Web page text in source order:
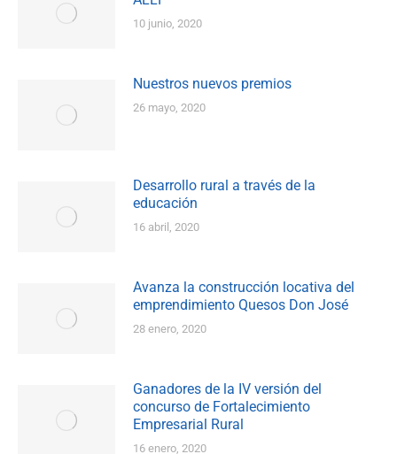
10 junio, 2020
Nuestros nuevos premios
26 mayo, 2020
Desarrollo rural a través de la
educación
16 abril, 2020
Avanza la construcción locativa del
emprendimiento Quesos Don José
28 enero, 2020
Ganadores de la IV versión del
concurso de Fortalecimiento
Empresarial Rural
16 enero, 2020